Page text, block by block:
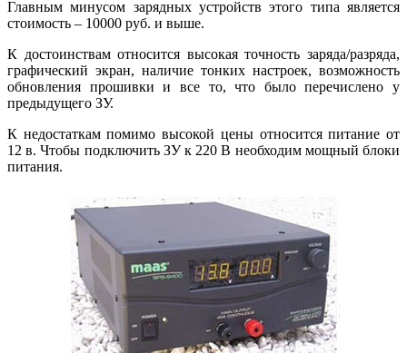
Главным минусом зарядных устройств этого типа является
стоимость – 10000 руб. и выше.
К достоинствам относится высокая точность заряда/разряда,
графический экран, наличие тонких настроек, возможность
обновления прошивки и все то, что было перечислено у
предыдущего ЗУ.
К недостаткам помимо высокой цены относится питание от
12 в. Чтобы подключить ЗУ к 220 В необходим мощный блоки
питания.